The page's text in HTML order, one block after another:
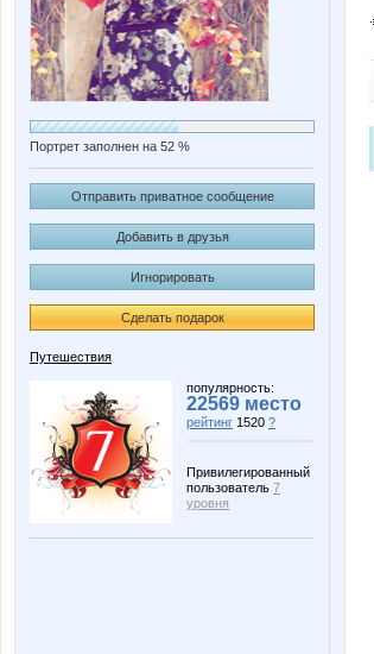
Портрет заполнен на 52 %
Отправить приватное сообщение
Добавить в друзья
Игнорировать
Сделать подарок
Путешествия
популярность:
22569 место
рейтинг 1520 ?
Привилегированный
пользователь 7
уровня